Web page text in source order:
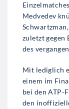
Medvedev
zuletzt gegen
des
Mit lediglich
einem im
bei den ATP-
den